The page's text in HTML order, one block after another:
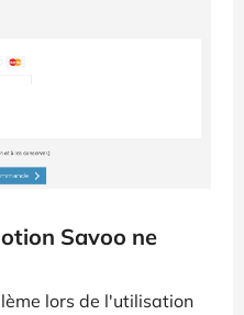
Savoo ne
lors de l'utilisation